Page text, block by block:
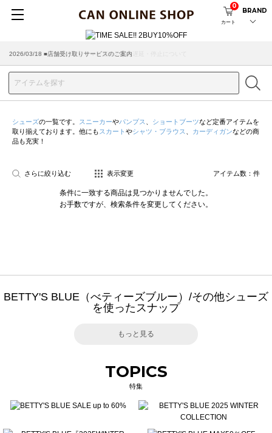
カート
0
BRAND
2026/07/29 ■【お知らせ】ヤマト運輸の配送遅延・停止について
2026/03/18 ■店舗受け取りサービスのご案内
シューズの一覧です。 スニーカーやパンプス ショートブーツなど定番アイテムを
取り揃えております。他にも スカート やシャツ・ブラウス カーディガンなどの商
品も充実！
さらに絞り込む 表示変更 アイテム数： 件
条件に一致する商品は見つかりませんでした。
お手数ですが、検索条件を変更してください。
BETTY'S BLUE（べティーズブルー）/その他シューズ
を使ったスナップ
もっと見る
TOPICS
特集